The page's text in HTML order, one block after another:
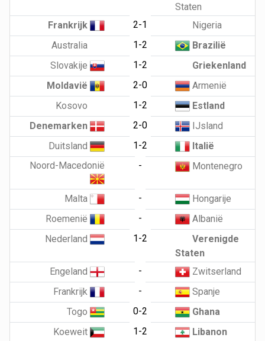
Staten
Frankrijk
2-1
Nigeria
Australia
1-2
Brazilië
Slovakije
1-2
Griekenland
Moldavië
2-0
Armenië
Kosovo
1-2
Estland
Denemarken
2-0
IJsland
Duitsland
1-2
Italië
Noord-Macedonië
- Montenegro
Malta -
Hongarije
Roemenië
-
Albanië
Nederland
1-2
Verenigde
Staten
Engeland
-
Zwitserland
Frankrijk
-
Spanje
Togo
0-2
Ghana
Koeweit
1-2 Libanon